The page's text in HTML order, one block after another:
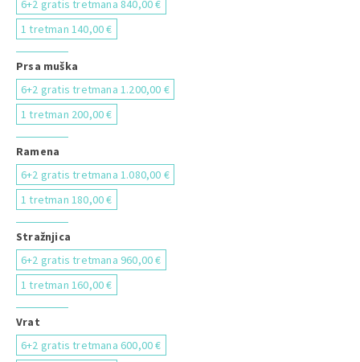
6+2 gratis tretmana 840,00 €
1 tretman 140,00 €
Prsa muška
6+2 gratis tretmana 1.200,00 €
1 tretman 200,00 €
Ramena
6+2 gratis tretmana 1.080,00 €
1 tretman 180,00 €
Stražnjica
6+2 gratis tretmana 960,00 €
1 tretman 160,00 €
Vrat
6+2 gratis tretmana 600,00 €